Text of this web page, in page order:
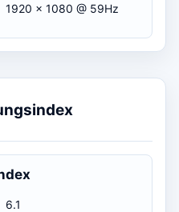
1920 x 1080 @ 59Hz
6.1